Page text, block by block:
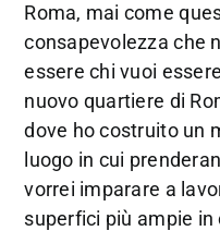
Roma, mai come
consapevolezza che
essere chi vuoi
nuovo quartiere di
dove ho costruito un
luogo in cui
vorrei imparare a
superfici più ampie in